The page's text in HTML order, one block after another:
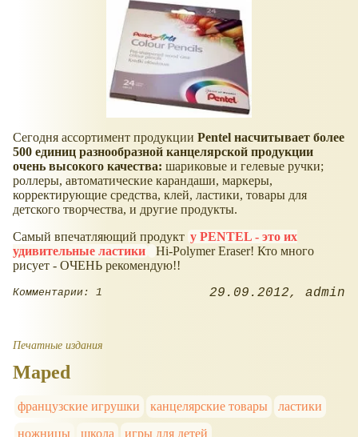
Сегодня ассортимент продукции Pentel насчитывает более
500 единиц разнообразной канцелярской продукции
очень высокого качества: шариковые и гелевые ручки;
роллеры, автоматические карандаши, маркеры,
корректирующие средства, клей, ластики, товары для
детского творчества, и другие продукты.
Самый впечатляющий продукт у PENTEL - это их
удивительные ластики
Hi-Polymer Eraser! Кто много
рисует - ОЧЕНЬ рекомендую!!
Комментарии: 1 29.09.2012 admin
Печатные издания
Maped
французские игрушки канцелярские товары
ластики
ножницы
школа
игры для детей